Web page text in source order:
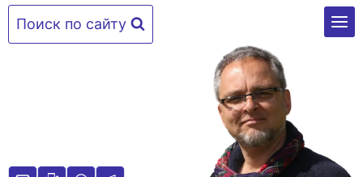
Перейти
Поиск по сайту